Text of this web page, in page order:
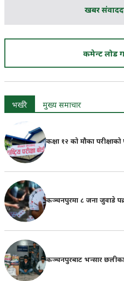
खबर
कमेन्ट लोड
भर्खरै मुख्य समाचार
कक्षा १२ को मौका
कञ्चनपुरमा ८ जना जुवाडे
कञ्चनपुरबाट भन्सार